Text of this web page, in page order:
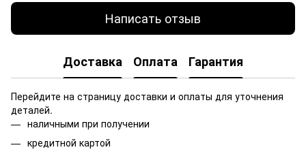
Написать отзыв
Доставка Оплата Гарантия
Перейдите на страницу доставки и оплаты для уточнения
деталей.
наличными при получении
кредитной картой